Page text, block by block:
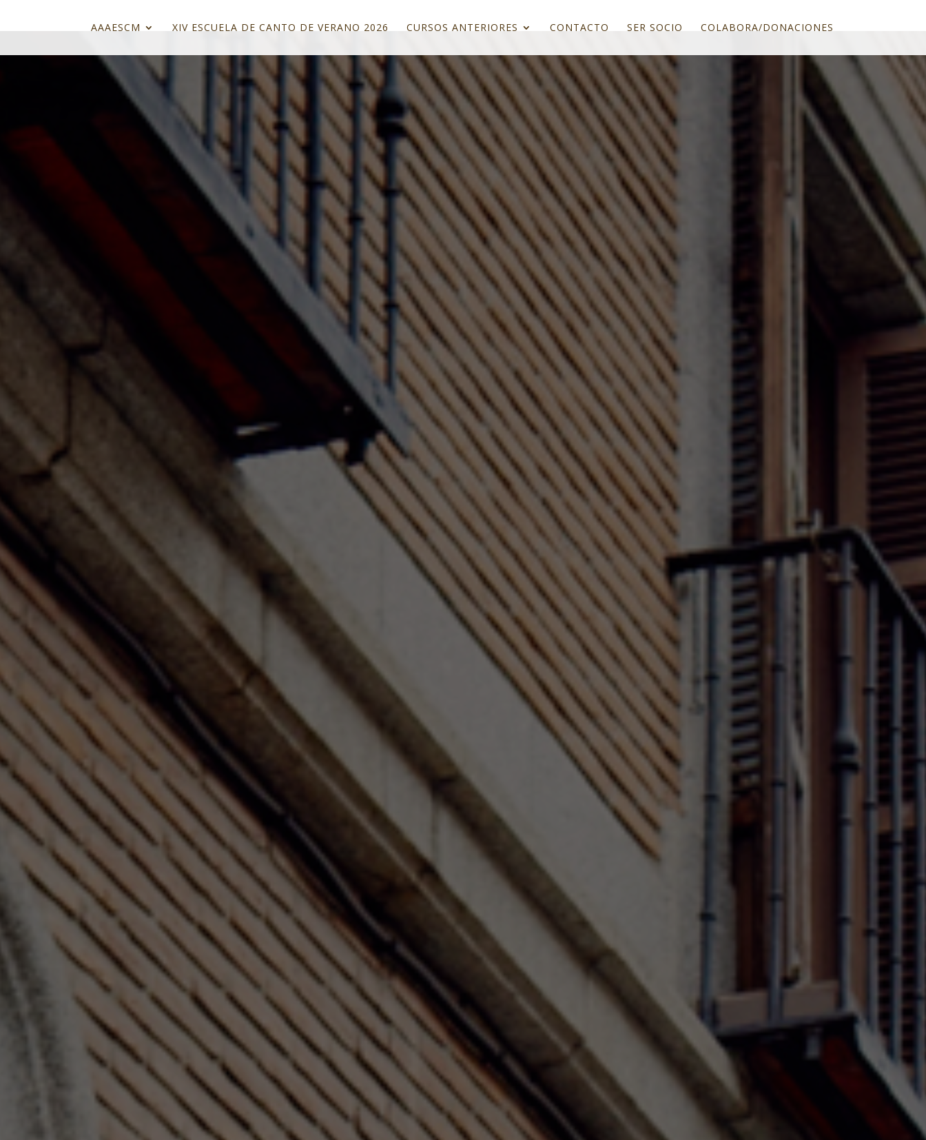
AAAESCM XIV ESCUELA DE CANTO DE VERANO 2026 CURSOS ANTERIORES CONTACTO SER SOCIO COLABORA/DONACIONES